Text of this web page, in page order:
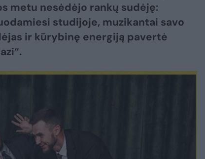
metu nesėdėjo rankų sudėję:
studijoje, muzikantai savo
ir kūrybinę energiją pavertė